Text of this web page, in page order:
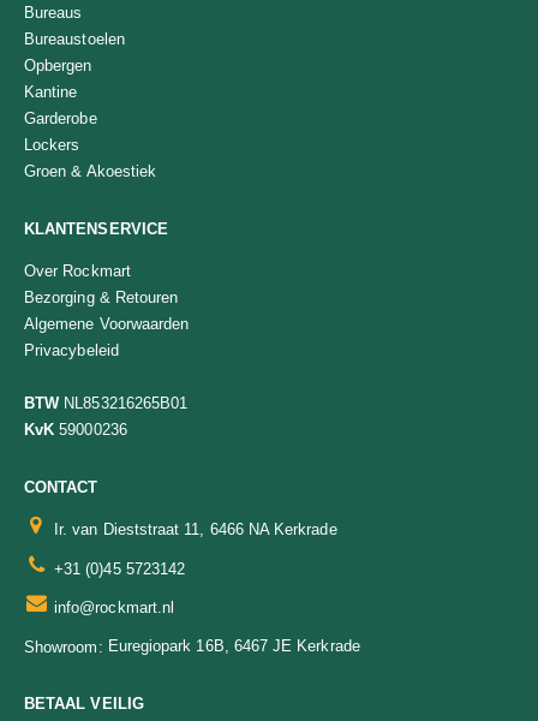
Bureaus
Bureaustoelen
Opbergen
Kantine
Garderobe
Lockers
Groen & Akoestiek
KLANTENSERVICE
Over Rockmart
Bezorging & Retouren
Algemene Voorwaarden
Privacybeleid
BTWNL853216265B01
KvK 59000236
CONTACT
Ir. van Dieststraat 11, 6466 NA Kerkrade
+31 (0)45 5723142
info@rockmart.nl
Showroom: Euregiopark 16B, 6467 JE Kerkrade
BETAAL VEILIG